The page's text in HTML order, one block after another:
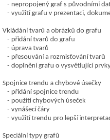
nepropojený graf s původními
využití grafu v prezentaci,
Vkládání tvarů a obrázků do grafu
přidání tvarů do grafu
úprava tvarů
přesouvání a rozmisťování tvarů
doplnění grafu o vysvětlující
Spojnice trendu a chybové úsečky
přidání spojnice trendu
použití chybových úseček
vynášecí čáry
využití trendu pro lepší
Speciální typy grafů